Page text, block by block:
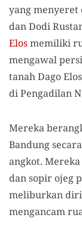
yang
dan Dodi
Elosmemiliki
mengawal
tanah Dago
di Pengadilan
Mereka
Bandung
angkot.
dan sopir ojeg
meliburkan diri
mengancam